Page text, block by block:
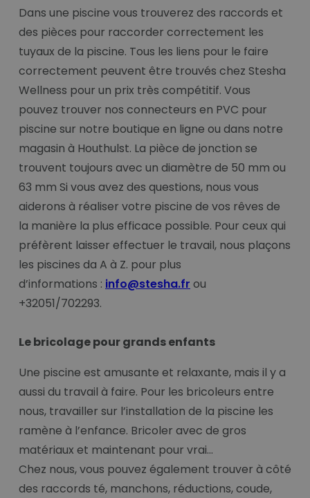
Dans une piscine vous trouverez des raccords et
des pièces pour raccorder correctement les
tuyaux de la piscine. Tous les liens pour le faire
correctement peuvent être trouvés chez Stesha
Wellness pour un prix très compétitif. Vous
pouvez trouver nos connecteurs en PVC pour
piscine sur notre boutique en ligne ou dans notre
magasin à Houthulst. La pièce de jonction se
trouvent toujours avec un diamètre de 50 mm ou
63 mm Si vous avez des questions, nous vous
aiderons à réaliser votre piscine de vos rêves de
la manière la plus efficace possible. Pour ceux qui
préfèrent laisser effectuer le travail, nous plaçons
les piscines da A à Z. pour plus
d’informations : info@stesha.fr ou
+32051/702293.
Le bricolage pour grands enfants
Une piscine est amusante et relaxante, mais il y a
aussi du travail à faire. Pour les bricoleurs entre
nous, travailler sur l’installation de la piscine les
ramène à l’enfance. Bricoler avec de gros
matériaux et maintenant pour vrai…
Chez nous, vous pouvez également trouver à côté
des raccords té, manchons, réductions, coude,